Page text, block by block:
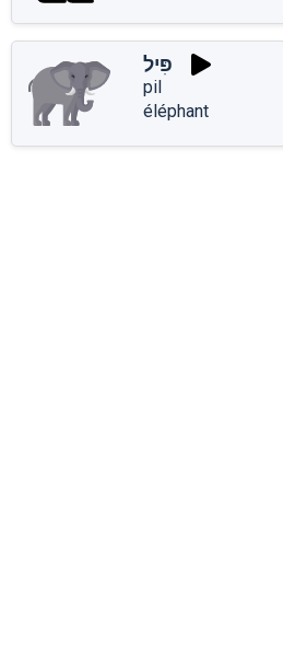
פִּיל
pil
éléphant